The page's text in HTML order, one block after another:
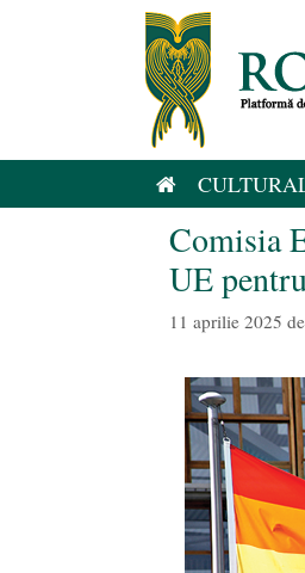
Comisia
UE
11 aprilie 2025 de